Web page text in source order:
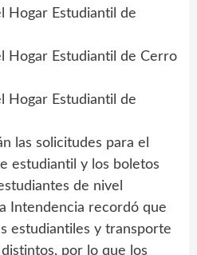
Hogar Estudiantil de
Hogar Estudiantil de Cerro
Hogar Estudiantil de
las solicitudes para el
estudiantil y los boletos
de nivel
Intendencia recordó que
estudiantiles y transporte
por lo que los